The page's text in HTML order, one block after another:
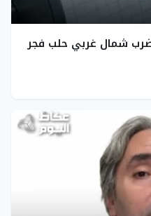
4.3 درجات تضرب شمال غربي حلب فجر